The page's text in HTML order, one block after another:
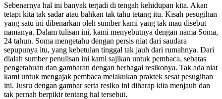
Sebenarnya hal ini banyak terjadi di tengah kehidupan kita. Akan
tetapi kita tak sadar atau bahkan tak tahu tetang itu. Kisah pesugihan
yang satu ini dibenarkan oleh sumber kami yang tak mau disebut
namanya. Dalam tulisan ini, kami menyebutnya dengan nama Soma,
24 tahun. Soma mengetahu dengan persis niat dari saudara
sepupunya itu, yang kebetulan tinggal tak jauh dari rumahnya. Dari
dialah sumber penulisan ini kami sajikan untuk pembaca, sebatas
pengetahuan dan gambaran dengan berbagai resikonya. Tak ada niat
kami untuk mengajak pembaca melakukan praktek sesat pesugihan
ini. Jusru dengan gambar serta resiko ini diharap kita menjauh dan
tak pernah berpikir tentang hal tersebut.